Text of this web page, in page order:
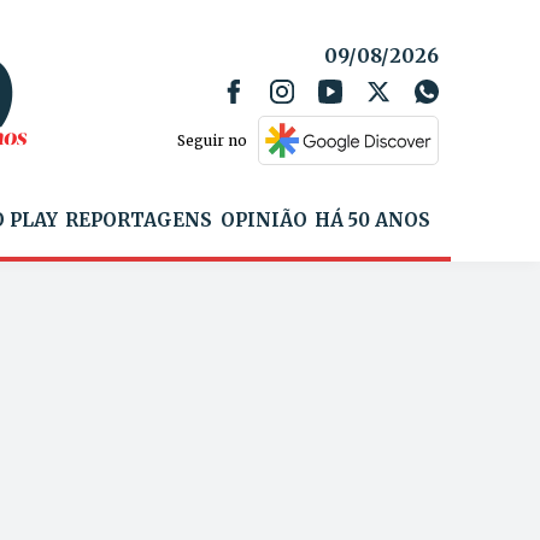
09/08/2026
Seguir no
PLAY REPORTAGENS OPINIÃO HÁ 50 ANOS